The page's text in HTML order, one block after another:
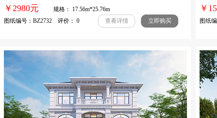
￥2980元
规格： 17.56m*25.76m
图纸编号：BZ2732 评价： 0
查看详情 立即购买
￥
图纸编